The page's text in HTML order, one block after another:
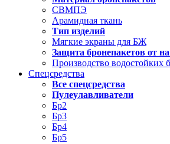
СВМПЭ
Арамидная ткань
Тип изделий
Мягкие экраны для БЖ
Защита бронепакетов от
Производство водостойких
Спецсредства
Все спецсредства
Пулеулавливатели
Бр2
Бр3
Бр4
Бр5